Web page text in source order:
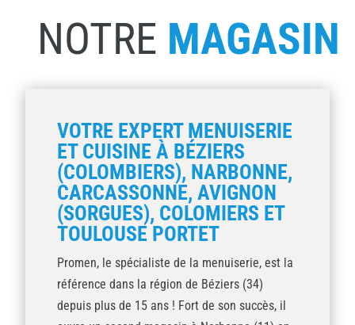
NOTRE MAGASIN
VOTRE EXPERT MENUISERIE
ET CUISINE À BÉZIERS
(COLOMBIERS), NARBONNE,
CARCASSONNE, AVIGNON
(SORGUES), COLOMIERS ET
TOULOUSE PORTET
Promen, le spécialiste de la menuiserie, est la
référence dans la région de Béziers (34)
depuis plus de 15 ans ! Fort de son succès, il